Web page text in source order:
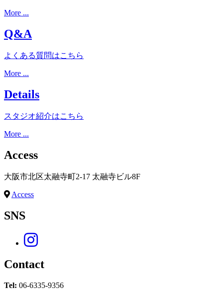
More ...
Q&A
よくある質問はこちら
More ...
Details
スタジオ紹介はこちら
More ...
Access
大阪市北区太融寺町2-17 太融寺ビル8F
Access
SNS
Contact
Tel: 06-6335-9356